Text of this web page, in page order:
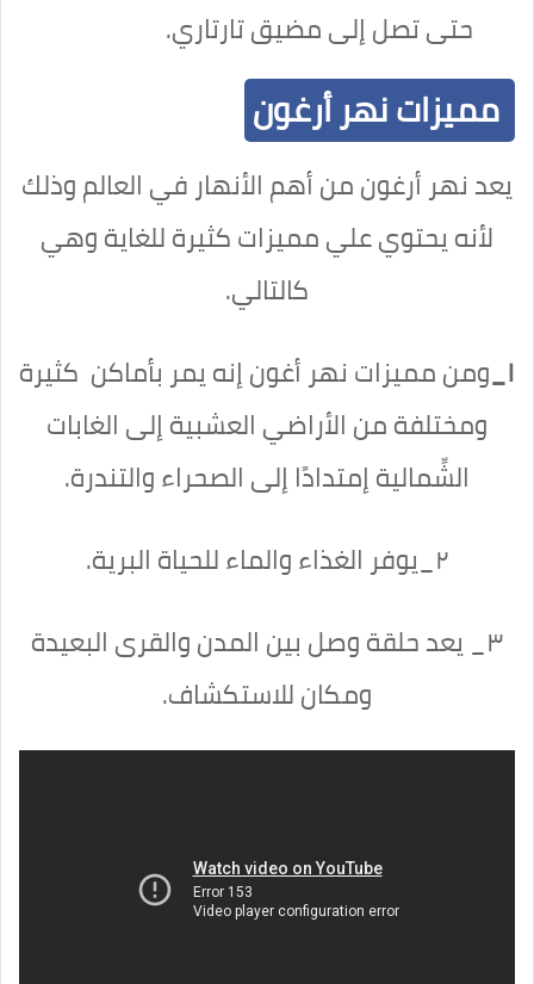
حتى تصل إلى مضيق تارتاري.
مميزات نهر أرغون
يعد نهر أرغون من أهم الأنهار في العالم وذلك
لأنه يحتوي علي مميزات كثيرة للغاية وهي
كالتالي.
١_ ومن مميزات نهر أغون إنه يمر بأماكن كثيرة
ومختلفة من الأراضي العشبية إلى الغابات
الشِّمالية إمتدادًا إلى الصحراء والتندرة.
٢_يوفر الغذاء والماء للحياة البرية.
٣_ يعد حلقة وصل بين المدن والقرى البعيدة
ومكان للاستكشاف.